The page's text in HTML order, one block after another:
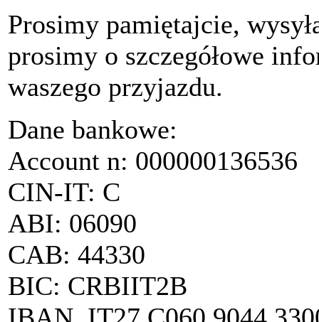
Prosimy pamiętajcie,
prosimy o szczegółowe
waszego przyjazdu.
Dane bankowe:
Account n: 000000136536
CIN-IT: C
ABI: 06090
CAB: 44330
BIC: CRBIIT2B